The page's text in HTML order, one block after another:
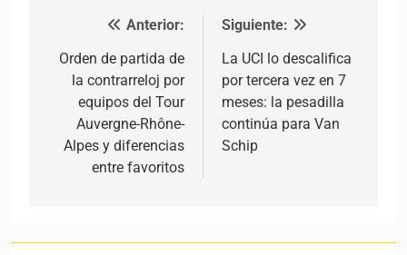
Navegación de entradas
Anterior:
Orden de partida de
la contrarreloj por
equipos del Tour
Auvergne-Rhône-
Alpes y diferencias
entre favoritos
Siguiente:
La UCI lo descalifica
por tercera vez en 7
meses: la pesadilla
continúa para Van
Schip